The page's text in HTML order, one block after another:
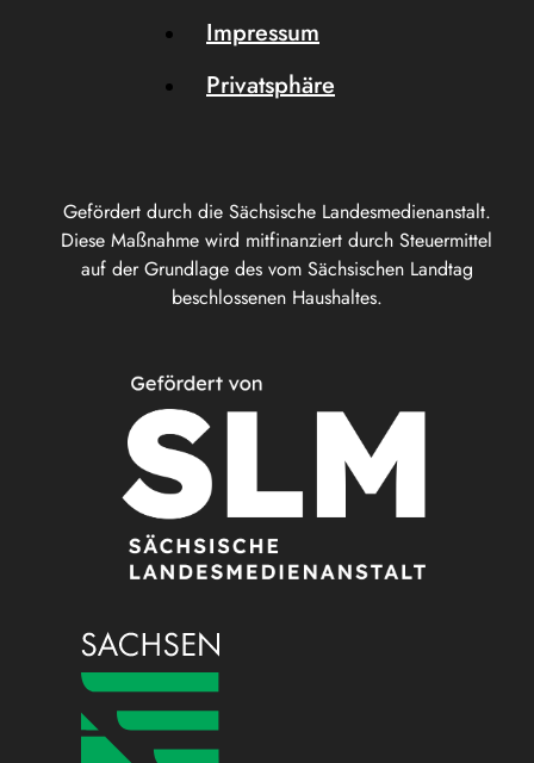
Gefördert durch die Sächsische Landesmedienanstalt.
Diese Maßnahme wird mitfinanziert durch Steuermittel
auf der Grundlage des vom Sächsischen Landtag
beschlossenen Haushaltes.
Impressum
Privatsphäre